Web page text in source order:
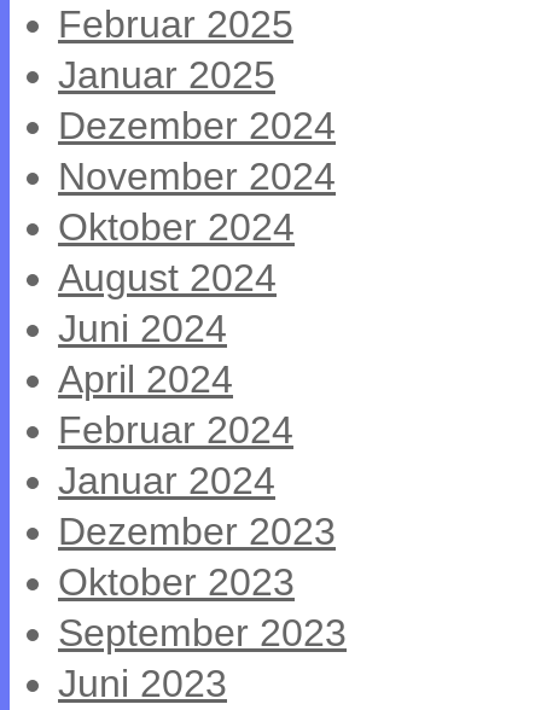
Februar 2025
Januar 2025
Dezember 2024
November 2024
Oktober 2024
August 2024
Juni 2024
April 2024
Februar 2024
Januar 2024
Dezember 2023
Oktober 2023
September 2023
Juni 2023